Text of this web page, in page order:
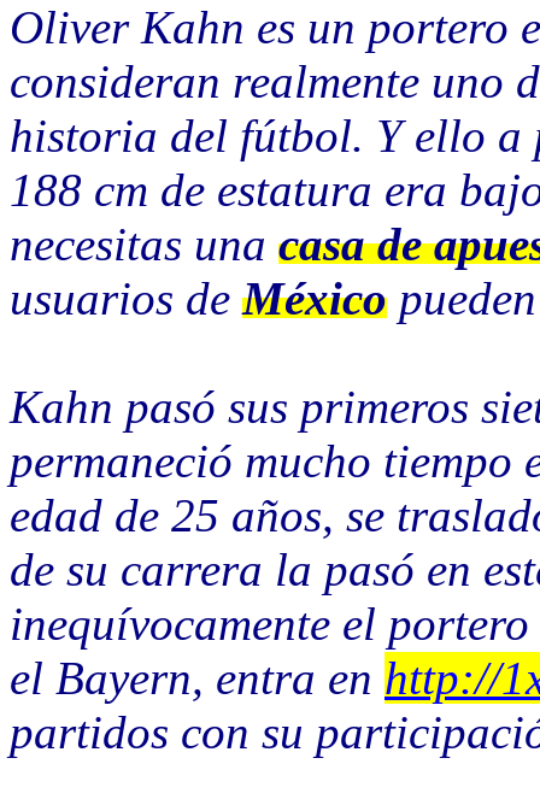
Oliver Kahn es un portero
consideran realmente uno
historia del fútbol. Y ello a
188 cm de estatura era
necesitas una casa de
usuarios deMéxico
Kahn pasó sus primeros
permaneció mucho tiempo
edad de 25 años, se
de su carrera la pasó en
inequívocamente el
el Bayern, entra en http://
partidos con su